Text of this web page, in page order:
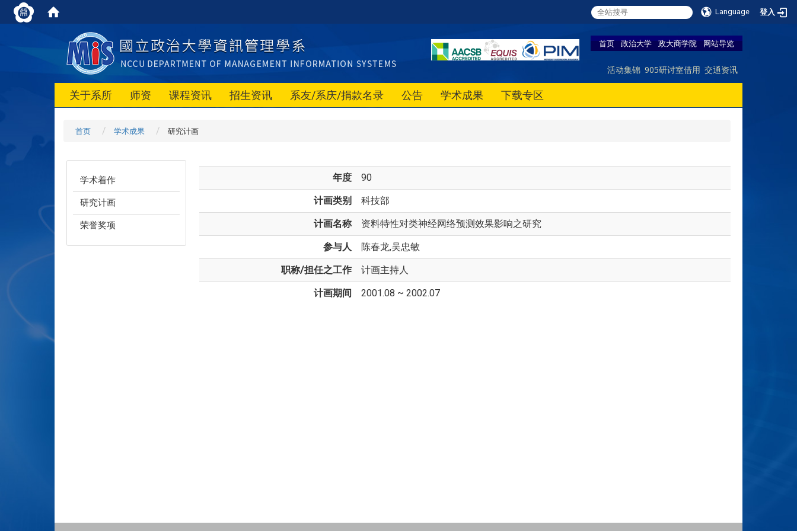
Language 登入
首页 政治大学 政大商学院 网站导览
活动集锦 905研讨室借用 交通资讯
关于系所 师资 课程资讯 招生资讯 系友/系庆/捐款名录 公告 学术成果 下载专区
首页 学术成果 研究计画
学术着作
研究计画
荣誉奖项
年度 90
计画类别 科技部
计画名称 资料特性对类神经网络预测效果影响之研究
参与人 陈春龙,吴忠敏
职称/担任之工作 计画主持人
计画期间 2001.08 ~ 2002.07